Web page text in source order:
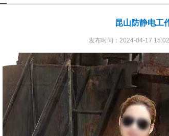
昆山防静电工
发布时间：2024-04-17